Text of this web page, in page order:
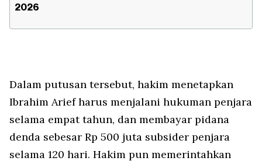
2026
Dalam putusan tersebut, hakim menetapkan
Ibrahim Arief harus menjalani hukuman penjara
selama empat tahun, dan membayar pidana
denda sebesar Rp 500 juta subsider penjara
selama 120 hari. Hakim pun memerintahkan